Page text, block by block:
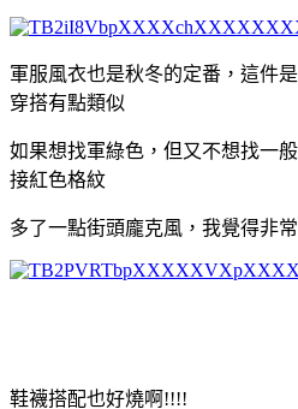
軍服風衣也是秋冬的定番，這件
穿搭有點類似
如果想找軍綠色，但又不想找一
接紅色格紋
多了一點街頭龐克風，我覺得非
鞋襪搭配也好燒啊!!!!